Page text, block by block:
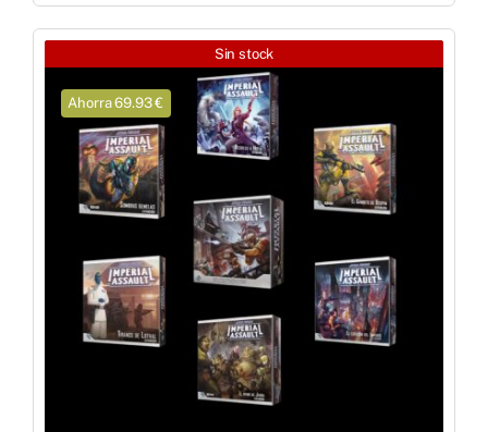
Sin stock
Ahorra 69.93 €